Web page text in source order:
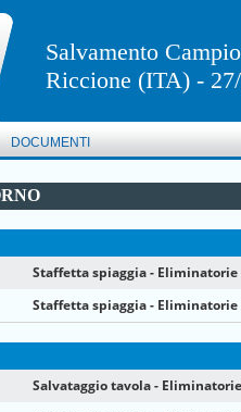
Salvamento
Riccione (ITA) -
DOCUMENTI
Staffetta spiaggia - Eliminatorie
Staffetta spiaggia - Eliminatorie
Salvataggio tavola - Eliminatorie